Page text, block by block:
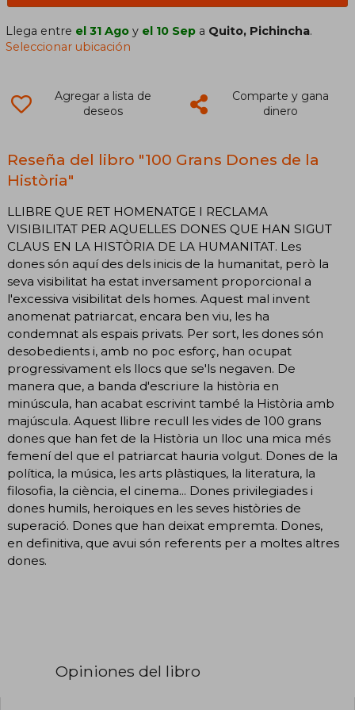
Llega entre el 31 Ago y el 10 Sep a Quito, Pichincha.
Seleccionar ubicación
Agregar a lista de
deseos
Comparte y gana
dinero
Reseña del libro "100 Grans Dones de la
Història"
LLIBRE QUE RET HOMENATGE I RECLAMA
VISIBILITAT PER AQUELLES DONES QUE HAN SIGUT
CLAUS EN LA HISTÒRIA DE LA HUMANITAT. Les
dones són aquí des dels inicis de la humanitat, però la
seva visibilitat ha estat inversament proporcional a
l'excessiva visibilitat dels homes. Aquest mal invent
anomenat patriarcat, encara ben viu, les ha
condemnat als espais privats. Per sort, les dones són
desobedients i, amb no poc esforç, han ocupat
progressivament els llocs que se'ls negaven. De
manera que, a banda d'escriure la història en
minúscula, han acabat escrivint també la Història amb
majúscula. Aquest llibre recull les vides de 100 grans
dones que han fet de la Història un lloc una mica més
femení del que el patriarcat hauria volgut. Dones de la
política, la música, les arts plàstiques, la literatura, la
filosofia, la ciència, el cinema... Dones privilegiades i
dones humils, heroiques en les seves històries de
superació. Dones que han deixat empremta. Dones,
en definitiva, que avui són referents per a moltes altres
dones.
Opiniones del libro